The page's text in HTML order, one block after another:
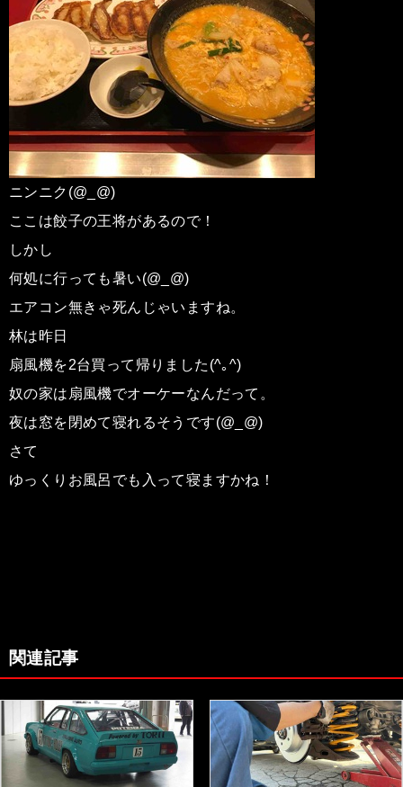
ニンニク(@_@)
ここは餃子の王将があるので！
しかし
何処に行っても暑い(@_@)
エアコン無きゃ死んじゃいますね。
林は昨日
扇風機を2台買って帰りました(^｡^)
奴の家は扇風機でオーケーなんだって。
夜は窓を閉めて寝れるそうです(@_@)
さて
ゆっくりお風呂でも入って寝ますかね！
関連記事